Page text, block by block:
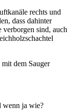
rechts und
dass dahinter
verborgen sind, auch
dem Sauger
wenn ja wie?